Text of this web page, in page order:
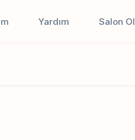
Yardım Salon Ol